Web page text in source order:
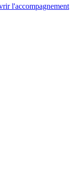
l'accompagnement